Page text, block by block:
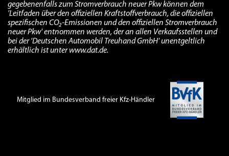
gegebenenfalls zum Stromverbrauch neuer Pkw können dem
'Leitfaden über den offiziellen Kraftstoffverbrauch, die offiziellen
spezifischen CO₂-Emissionen und den offiziellen Stromverbrauch
neuer Pkw' entnommen werden, der an allen Verkaufsstellen und
bei der 'Deutschen Automobil Treuhand GmbH' unentgeltlich
erhältlich ist unter www.dat.de.
Mitglied im Bundesverband freier Kfz-Händler